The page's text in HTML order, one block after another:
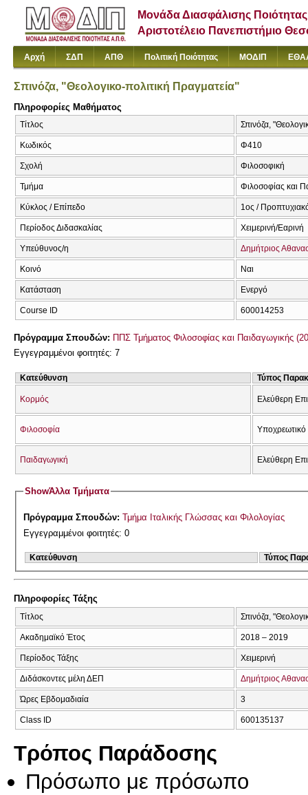
Μονάδα Διασφάλισης Ποιότητας
Αριστοτέλειο Πανεπιστήμιο
Αρχή ΣΔΠ ΑΠΘ Πολιτική Ποιότητας ΜΟΔΙΠ
Σπινόζα, "Θεολογικο-πολιτική Πραγματεία"
Πληροφορίες Μαθήματος
Τίτλος Σπινόζα,
Κωδικός Φ410
Σχολή Φιλοσοφική
Τμήμα Φιλοσοφίας και
Κύκλος / Επίπεδο 1ος /
Περίοδος Διδασκαλίας Χειμερινή/Εαρινή
Υπεύθυνος/η Δημήτριος
Κοινό Ναι
Κατάσταση Ενεργό
Course ID 600014253
Πρόγραμμα Σπουδών: ΠΠΣ Τμήματος Φιλοσοφίας και Παιδαγωγικής
Εγγεγραμμένοι φοιτητές: 7
Κατεύθυνση Τύπος
Κορμός Ελεύθερη
Φιλοσοφία
Παιδαγωγική Ελεύθερη
ShowΆλλα Τμήματα
Πρόγραμμα Σπουδών:Τμήμα Ιταλικής Γλώσσας και Φιλολογίας
Εγγεγραμμένοι φοιτητές: 0
Κατεύθυνση Τύπος
Πληροφορίες Τάξης
Τίτλος Σπινόζα,
Ακαδημαϊκό Έτος 2018 – 2019
Περίοδος Τάξης Χειμερινή
Διδάσκοντες μέλη ΔΕΠ Δημήτριος
Ώρες Εβδομαδιαία 3
Class ID 600135137
Τρόπος Παράδοσης
Πρόσωπο με πρόσωπο